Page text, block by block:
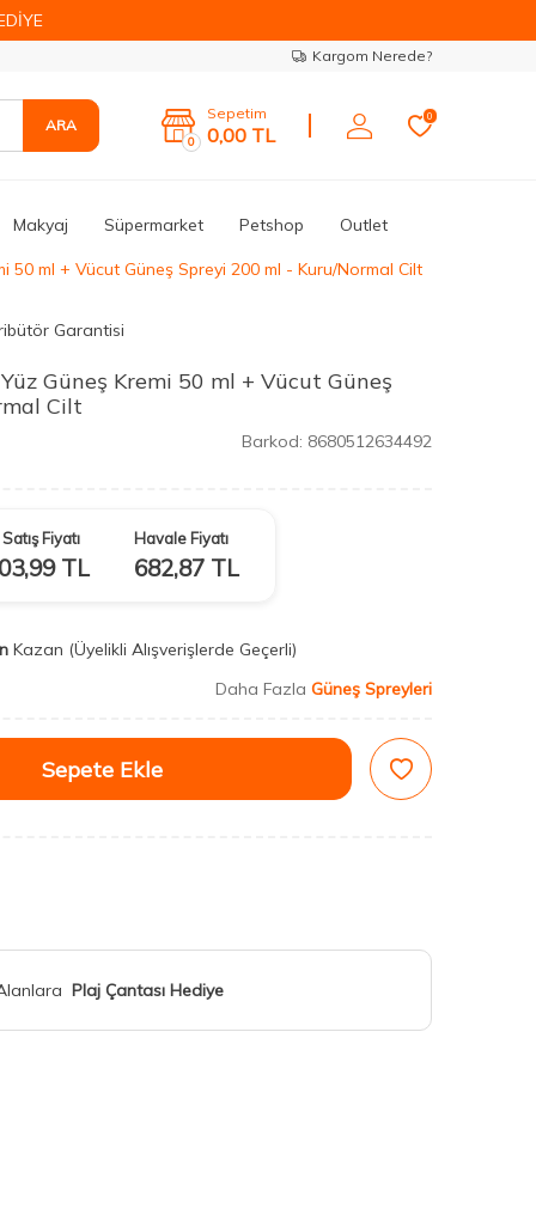
Kargom Nerede?
ARA
0
Sepetim
0,00 TL
0
Makyaj Süpermarket Petshop Outlet
50 ml + Vücut Güneş Spreyi 200 ml - Kuru/Normal Cilt
Garantisi
Güneş Kremi 50 ml + Vücut Güneş
Cilt
Barkod: 8680512634492
Satış Fiyatı
TL
Havale Fiyatı
682,87 TL
Kazan (Üyelikli Alışverişlerde Geçerli)
Daha Fazla Güneş Spreyleri
Sepete Ekle
Plaj Çantası Hediye